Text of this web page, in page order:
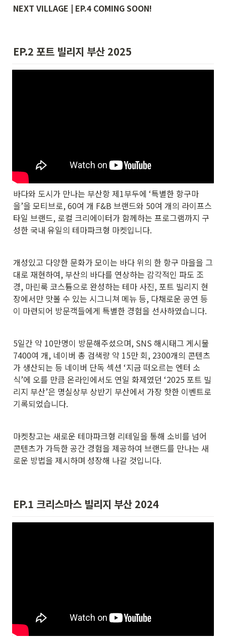
NEXT VILLAGE | EP.4 COMING SOON!
EP.2 포트 빌리지 부산 2025
바다와 도시가 만나는 부산항 제1부두에 ‘특별한 항구마
을’을 모티브로, 60여 개 F&B 브랜드와 50여 개의 라이프스
타일 브랜드, 로컬 크리에이터가 함께하는 프로그램까지 구
성한 국내 유일의 테마파크형 마켓입니다.
개성있고 다양한 문화가 모이는 바다 위의 한 항구 마을을 그
대로 재현하여, 부산의 바다를 연상하는 감각적인 파도 조
경, 마린룩 코스튬으로 완성하는 테마 사진, 포트 빌리지 현
장에서만 맛볼 수 있는 시그니쳐 메뉴 등, 다채로운 공연 등
이 마련되어 방문객들에게 특별한 경험을 선사하였습니다.
5일간 약 10만명이 방문해주셨으며, SNS 해시태그 게시물
7400여 개, 네이버 총 검색량 약 15만 회, 2300개의 콘텐츠
가 생산되는 등 네이버 단독 섹션 ‘지금 떠오르는 엔터 소
식’에 오를 만큼 온라인에서도 연일 화제였던 ‘2025 포트 빌
리지 부산’은 명실상부 상반기 부산에서 가장 핫한 이벤트로
기록되었습니다.
마켓창고는 새로운 테마파크형 리테일을 통해 소비를 넘어
콘텐츠가 가득한 공간 경험을 제공하여 브랜드를 만나는 새
로운 방법을 제시하며 성장해 나갈 것입니다.
EP.1 크리스마스 빌리지 부산 2024